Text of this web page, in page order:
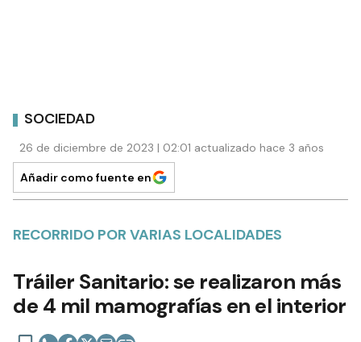
SOCIEDAD
26 de diciembre de 2023 | 02:01 actualizado hace 3 años
Añadir como fuente en
RECORRIDO POR VARIAS LOCALIDADES
Tráiler Sanitario: se realizaron más
de 4 mil mamografías en el interior